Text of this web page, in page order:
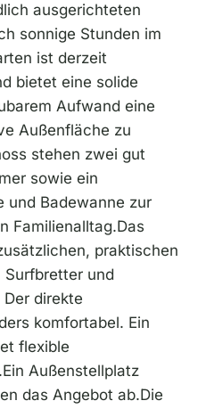
ausgerichteten
sonnige Stunden im
ist derzeit
bietet eine solide
Aufwand eine
Außenfläche zu
stehen zwei gut
sowie ein
und Badewanne zur
Familienalltag.Das
praktischen
Surfbretter und
direkte
komfortabel. Ein
flexible
Außenstellplatz
das Angebot ab.Die